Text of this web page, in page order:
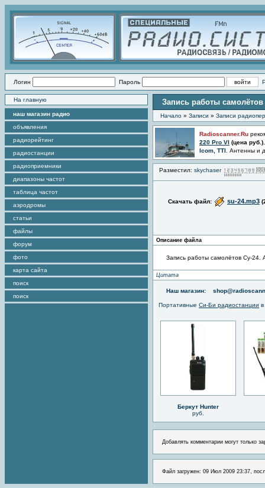
Логин Пароль
На главную
наш магазин радио
объявления
радиорейтинг
радиостанции
радиоприемники
диапазоны частот
таблица частот
аэродромы
статьи
файлы
форум
фото
карта сайта
поиск
поиск
Запись работы
Начало » Записи » Записи
Radioscanner.Ru
220 Pro VI (цена руб.)
Icom, TTI . Антенны и
Разместил: skychaser
Скачать файл: su-24.mp3
Описание файла
Запись работы самолётов Су-24.
Цитата
Наш магазин:
Портативные Си-Би радиостанции
Беркут Hunter
руб.
Добавлять комментарии могут только
Файл загружен: 09 Июл 2009 23:37,